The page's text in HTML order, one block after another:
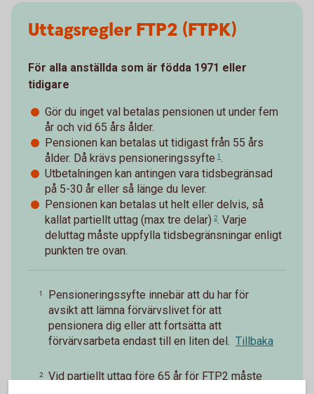
Uttagsregler FTP2 (FTPK)
För alla anställda som är födda 1971 eller
tidigare
Gör du inget val betalas pensionen ut under fem
år och vid 65 års ålder.
Pensionen kan betalas ut tidigast från 55 års
ålder. Då krävs pensioneringssyfte 1.
Utbetalningen kan antingen vara tidsbegränsad
på 5-30 år eller så länge du lever.
Pensionen kan betalas ut helt eller delvis, så
kallat partiellt uttag (max tre delar) 2. Varje
deluttag måste uppfylla tidsbegränsningar enligt
punkten tre ovan.
1
Pensioneringssyfte innebär att du har för
avsikt att lämna förvärvslivet för att
pensionera dig eller att fortsätta att
förvärvsarbeta endast till en liten del. Tillbaka
2
Vid partiellt uttag före 65 år för FTP2 måste